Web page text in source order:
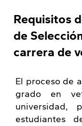
Requisitos
de
carrera de
El proceso de
grado en
universidad,
estudiantes